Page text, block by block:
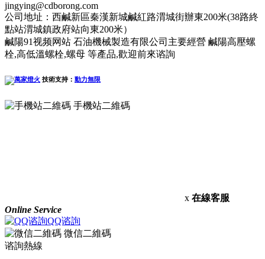
jingying@cdborong.com
公司地址：西鹹新區秦漢新城鹹紅路渭城街辦東200米(38路終
點站渭城鎮政府站向東200米）
鹹陽91视频网站 石油機械製造有限公司主要經營 鹹陽高壓螺
栓,高低溫螺栓,螺母 等產品,歡迎前來谘詢
技術支持： 動力無限
手機站二維碼
x 在線客服
Online Service
QQ谘詢
微信二維碼
谘詢熱線